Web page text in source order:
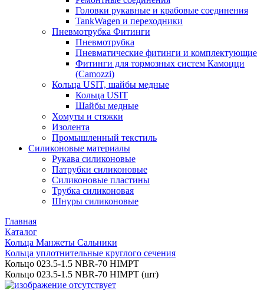
Головки рукавные и крабовые соединения
TankWagen и переходники
Пневмотрубка Фитинги
Пневмотрубка
Пневматические фитинги и комплектующие
Фитинги для тормозных систем Камоцци
(Camozzi)
Кольца USIT, шайбы медные
Кольца USIT
Шайбы медные
Хомуты и стяжки
Изолента
Промышленный текстиль
Силиконовые материалы
Рукава силиконовые
Патрубки силиконовые
Силиконовые пластины
Трубка силиконовая
Шнуры силиконовые
Главная
Каталог
Кольца Манжеты Сальники
Кольца уплотнительные круглого сечения
Кольцо 023.5-1.5 NBR-70 HIMPT
Кольцо 023.5-1.5 NBR-70 HIMPT (шт)